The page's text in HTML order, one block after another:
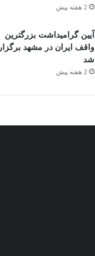
2 هفته پیش
آیین گرامیداشت بزرگترین
واقف ایران در مشهد برگزار
شد
2 هفته پیش